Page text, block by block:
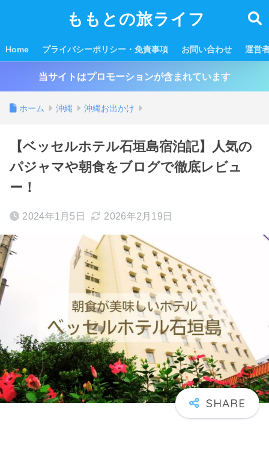
ももとの旅ライフ
Home プライバシーポリシー・免責事項 お問い合わせ 運営
当サイトはプロモーションが含まれています
ホーム 沖縄 沖縄お出かけ
【ベッセルホテル石垣島宿泊記】人気の
パジャマや朝食をブログで徹底レビュ
ー！
2024年1月5日 2026年2月19日